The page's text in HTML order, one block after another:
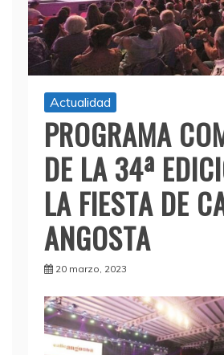
Actualidad
PROGRAMA
DE LA 34ª
LA FIESTA DE
ANGOSTA
20 marzo, 2023